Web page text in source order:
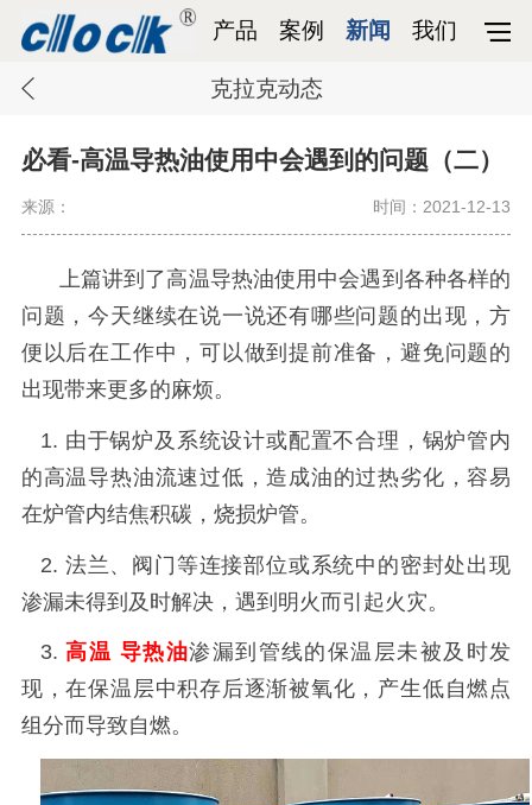
产品 案例 新闻 我们
克拉克动态
必看-高温导热油使用中会遇到的问题（二）
来源： 时间：2021-12-13
上篇讲到了高温导热油使用中会遇到各种各样的
问题，今天继续在说一说还有哪些问题的出现，方
便以后在工作中，可以做到提前准备，避免问题的
出现带来更多的麻烦。
1. 由于锅炉及系统设计或配置不合理，锅炉管内
的高温导热油流速过低，造成油的过热劣化，容易
在炉管内结焦积碳，烧损炉管。
2. 法兰、阀门等连接部位或系统中的密封处出现
渗漏未得到及时解决，遇到明火而引起火灾。
3.高温 导热油渗漏到管线的保温层未被及时发
现，在保温层中积存后逐渐被氧化，产生低自燃点
组分而导致自燃。